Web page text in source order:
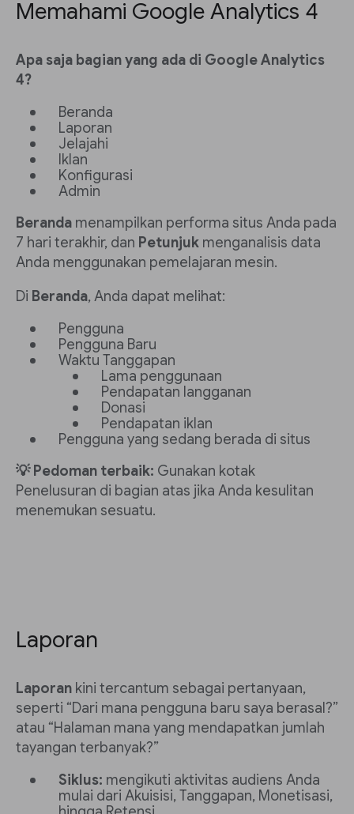
Memahami Google Analytics 4
Apa saja bagian yang ada di Google Analytics
4?
Beranda
Laporan
Jelajahi
Iklan
Konfigurasi
Admin
Beranda menampilkan performa situs Anda pada
7 hari terakhir, dan Petunjuk menganalisis data
Anda menggunakan pemelajaran mesin.
Di Beranda, Anda dapat melihat:
Pengguna
Pengguna Baru
Waktu Tanggapan
Lama penggunaan
Pendapatan langganan
Donasi
Pendapatan iklan
Pengguna yang sedang berada di situs
💡 Pedoman terbaik: Gunakan kotak
Penelusuran di bagian atas jika Anda kesulitan
menemukan sesuatu.
Laporan
Laporan kini tercantum sebagai pertanyaan,
seperti “Dari mana pengguna baru saya berasal?”
atau “Halaman mana yang mendapatkan jumlah
tayangan terbanyak?”
Siklus: mengikuti aktivitas audiens Anda
mulai dari Akuisisi, Tanggapan, Monetisasi,